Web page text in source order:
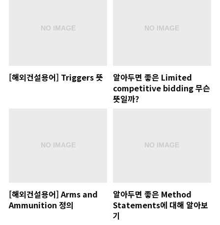
[해외건설용어] Triggers 뜻
알아두면 좋은 Limited
competitive bidding 무슨
뜻일까?
[해외건설용어] Arms and
Ammunition 정의
알아두면 좋은 Method
Statements에 대해 알아보
기